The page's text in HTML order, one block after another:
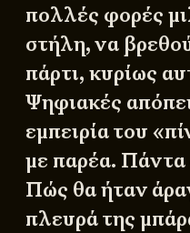
πολλές φορές
στήλη, να
πάρτι, κυρίως
Ψηφιακές
εμπειρία του
με παρέα.
Πώς θα ήταν
πλευρά της